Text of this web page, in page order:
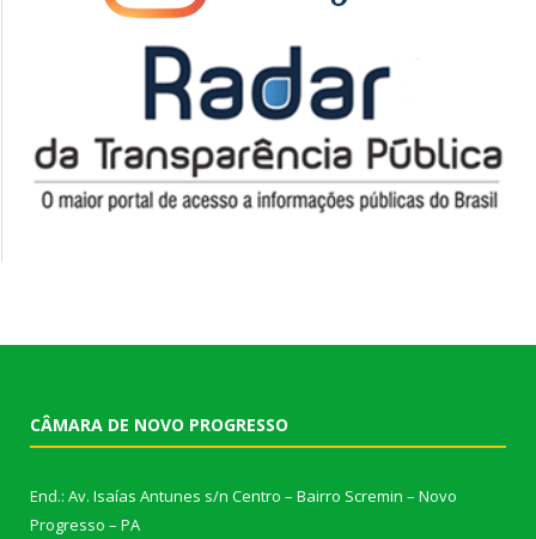
CÂMARA DE NOVO PROGRESSO
End.: Av. Isaías Antunes s/n Centro – Bairro Scremin – Novo
Progresso – PA